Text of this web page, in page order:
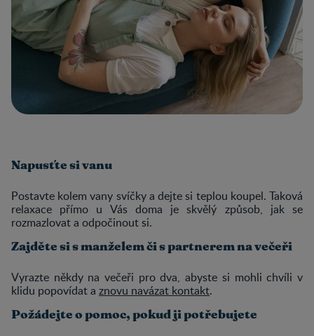
Napusťte si vanu
Postavte kolem vany svíčky a dejte si teplou koupel. Taková
relaxace přímo u Vás doma je skvělý způsob, jak se
rozmazlovat a odpočinout si.
Zajděte si s manželem či s partnerem na večeři
Vyrazte někdy na večeři pro dva, abyste si mohli chvíli v
klidu popovídat a znovu navázat kontakt.
Požádejte o pomoc, pokud ji potřebujete